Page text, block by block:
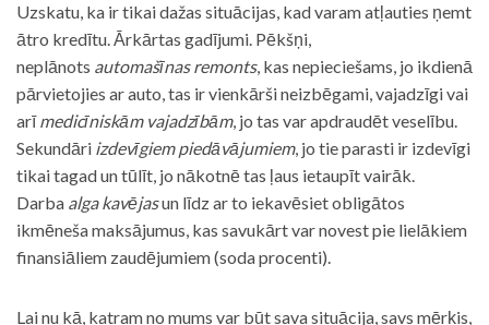
Uzskatu, ka ir tikai dažas situācijas, kad varam atļauties ņemt
ātro kredītu. Ārkārtas gadījumi. Pēkšņi,
neplānots automašīnas remonts, kas nepieciešams, jo ikdienā
pārvietojies ar auto, tas ir vienkārši neizbēgami, vajadzīgi vai
arīmedicīniskām vajadzībām, jo tas var apdraudēt veselību.
Sekundāri izdevīgiem piedāvājumiem, jo tie parasti ir izdevīgi
tikai tagad un tūlīt, jo nākotnē tas ļaus ietaupīt vairāk.
Darba alga kavējasun līdz ar to iekavēsiet obligātos
ikmēneša maksājumus, kas savukārt var novest pie lielākiem
finansiāliem zaudējumiem (soda procenti).
Lai nu kā, katram no mums var būt sava situācija, savs mērķis,